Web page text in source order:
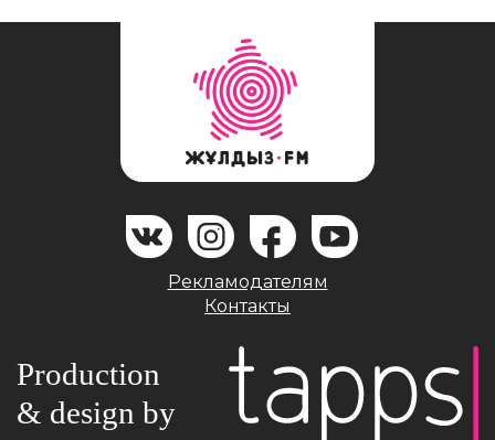
Рекламодателям
Контакты